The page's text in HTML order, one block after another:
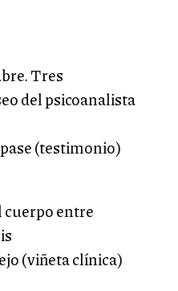
Tres
del psicoanalista
(testimonio)
entre
(viñeta clínica)